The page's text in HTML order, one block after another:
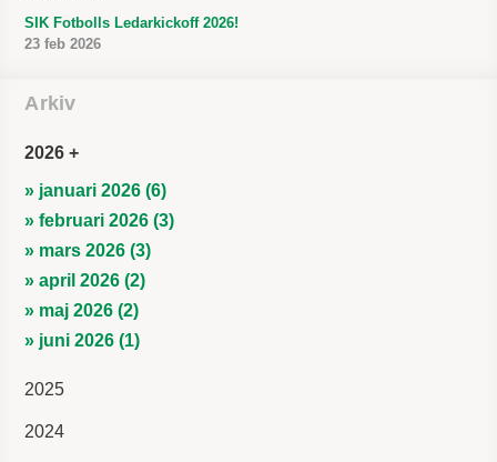
SIK Fotbolls Ledarkickoff 2026!
23 feb 2026
Arkiv
2026
» januari 2026 (6)
» februari 2026 (3)
» mars 2026 (3)
» april 2026 (2)
» maj 2026 (2)
» juni 2026 (1)
2025
2024